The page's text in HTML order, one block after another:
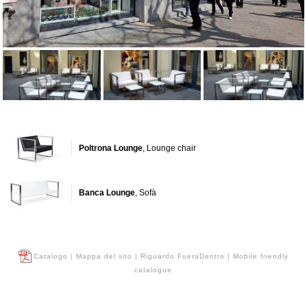
Poltrona Lounge, Lounge chair
Banca Lounge, Sofà
Catalogo | Mappa del sito | Riguardo FueraDentro
| Mobile friendly
catalogue